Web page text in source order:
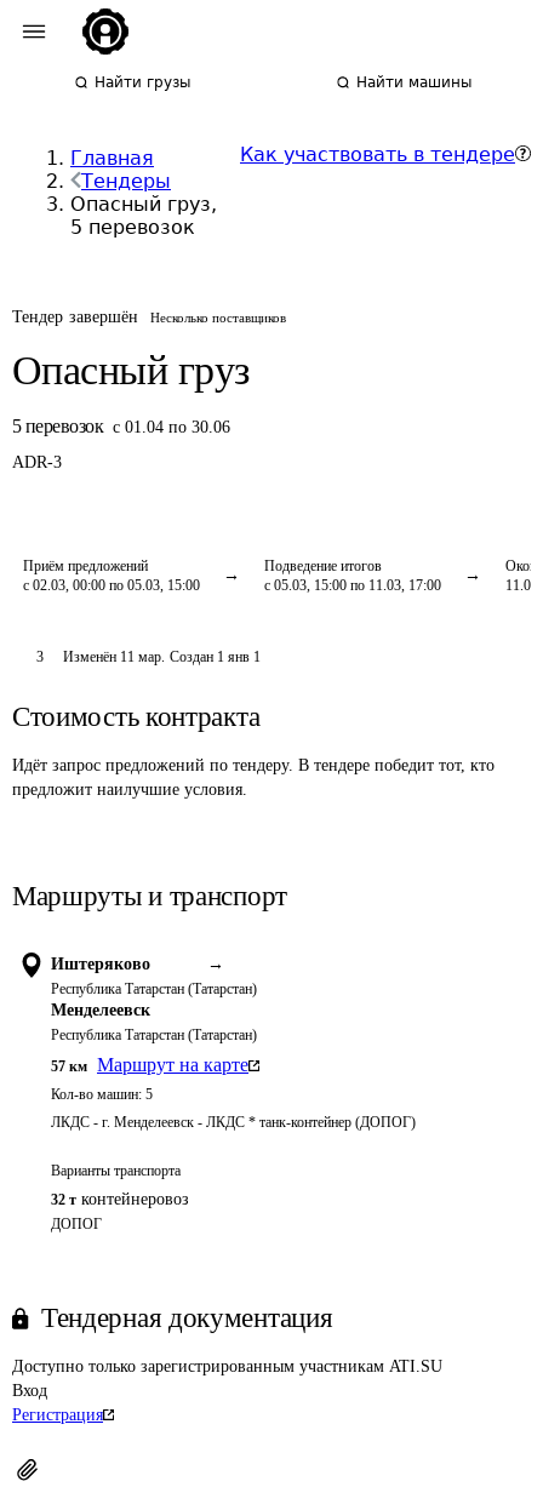
Найти грузы Найти машины
Главная
Тендеры
Опасный груз,
5 перевозок
Как участвовать в тендере
Тендер завершён Несколько поставщиков
Опасный груз
5 перевозок с 01.04 по 30.06
ADR-3
Приём предложений
с 02.03, 00:00 по 05.03, 15:00
Подведение итогов
с 05.03, 15:00 по 11.03, 17:00
3 Изменён 11 мар. Создан 1 янв 1
Стоимость контракта
Идёт запрос предложений по тендеру. В тендере победит тот, кто
предложит наилучшие условия.
Маршруты и транспорт
Иштеряково →
Республика Татарстан (Татарстан)
Менделеевск
Республика Татарстан (Татарстан)
57 км Маршрут на карте
Кол-во машин: 5
ЛКДС - г. Менделеевск - ЛКДС * танк-контейнер (ДОПОГ)
Варианты транспорта
32 т контейнеровоз
ДОПОГ
Тендерная документация
Доступно только зарегистрированным участникам ATI.SU
Вход
Регистрация